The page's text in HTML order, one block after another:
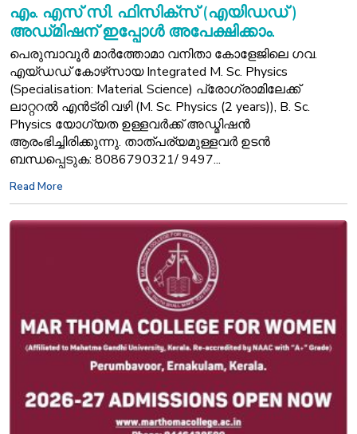
എം. എസ് സി. ഫിസിക്സ് (എയിഡഡ് )
അഡ്‌മിഷന് ഇപ്പോൾ അപേക്ഷിക്കാം.
പെരുമ്പാവൂർ മാർത്തോമാ വനിതാ കോളേജിലെ ഗവ.
എയ്‌ഡഡ്‌ കോഴ്‌സായ Integrated M. Sc. Physics
(Specialisation: Material Science) പ്രോഗ്രാമിലേക്ക്‌
ലാറ്ററൽ എൻട്രി വഴി (M. Sc. Physics (2 years)), B. Sc.
Physics യോഗ്യത ഉള്ളവർക്ക് അഡ്മിഷൻ
ആരംഭിച്ചിരിക്കുന്നു. താത്പര്യമുള്ളവർ ഉടൻ
ബന്ധപ്പെടുക: 8086790321/ 9497...
Read More